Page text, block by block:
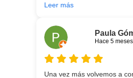
meses después:) son todos
canapé, una entrega
comunicación con los
traen y montan :) encantada
Leer más
Paula
Hace 5 meses
Una vez más volvemos a